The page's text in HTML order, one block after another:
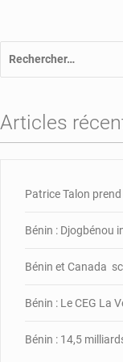
Articles
Patrice Talon
Bénin : Djogbénou
Bénin et Canada
Bénin : Le CEG La
Bénin : 14,5